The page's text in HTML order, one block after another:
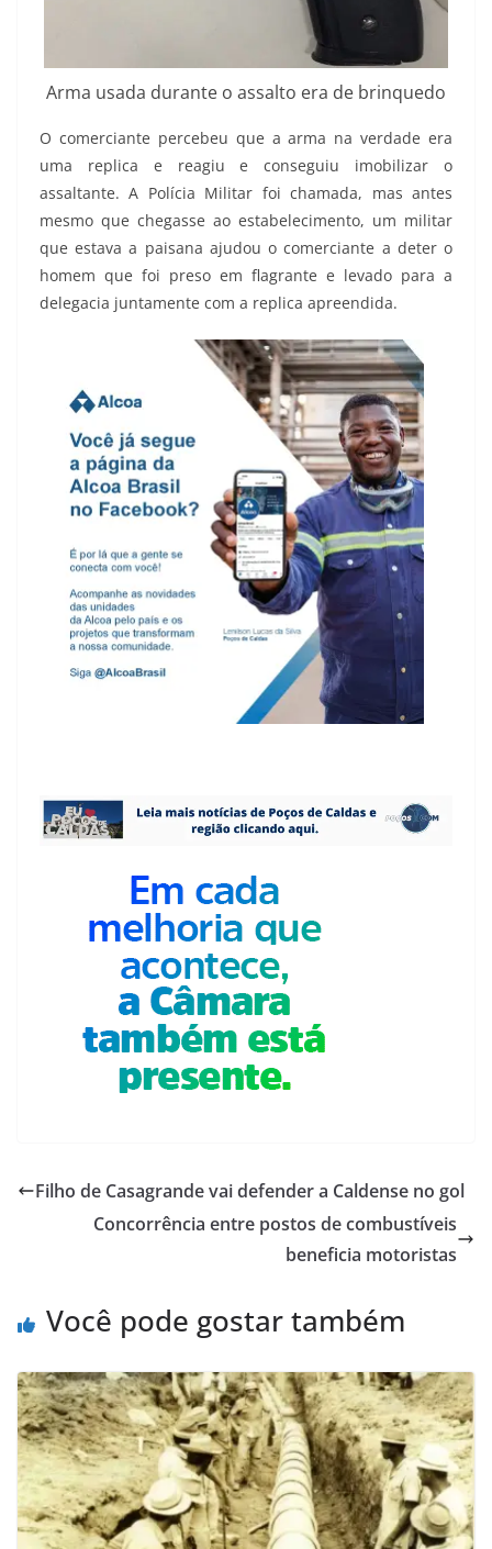
Arma usada durante o assalto era de brinquedo
O comerciante percebeu que a arma na verdade era
uma replica e reagiu e conseguiu imobilizar o
assaltante. A Polícia Militar foi chamada, mas antes
mesmo que chegasse ao estabelecimento, um militar
que estava a paisana ajudou o comerciante a deter o
homem que foi preso em flagrante e levado para a
delegacia juntamente com a replica apreendida.
Filho de Casagrande vai defender a Caldense no gol
Concorrência entre postos de combustíveis
beneficia motoristas
Você pode gostar também